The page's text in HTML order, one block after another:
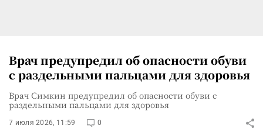
Врач предупредил об опасности обуви
с раздельными пальцами для здоровья
Врач Симкин предупредил об опасности обуви с
раздельными пальцами для здоровья
7 июля 2026, 11:59 0